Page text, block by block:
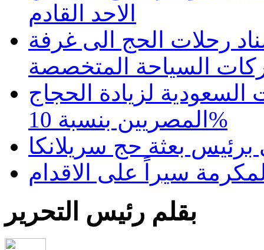
الاحد القادم
رحلات الحج الى غرفة
السياحة المتخصصة
لزيادة الحجاج
المصريين بنسبة 10%
برئيس بعثة حج سريلانكا
سيراً على الاقدام
بقلم رئيس التحرير